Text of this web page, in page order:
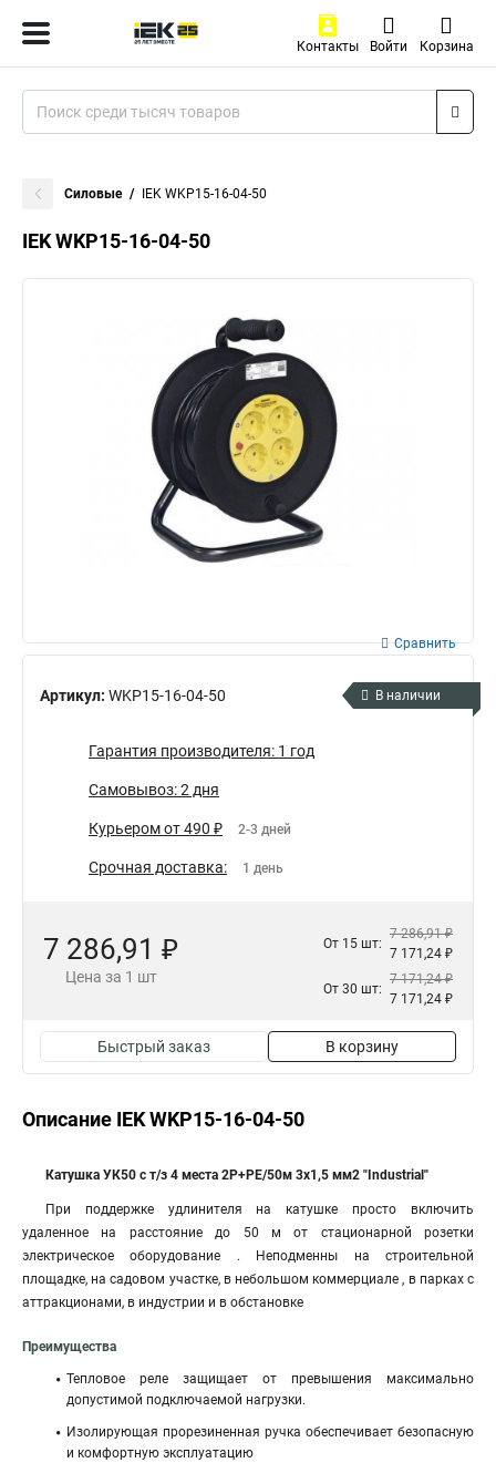
Контакты Войти Корзина
Силовые IEK WKP15-16-04-50
IEK WKP15-16-04-50
Артикул: WKP15-16-04-50
Сравнить
В наличии
Гарантия производителя: 1 год
Самовывоз: 2 дня
Курьером от 490 ₽ 2-3 дней
Срочная доставка: 1 день
7 286,91 ₽
Цена за 1 шт
От 15 шт:
7 286,91 ₽
7 171,24 ₽
От 30 шт:
7 171,24 ₽
7 171,24 ₽
Быстрый заказ В корзину
Описание IEK WKP15-16-04-50
Катушка УК50 с т/з 4 места 2Р+PЕ/50м 3х1,5 мм2 "Industrial"
При поддержке удлинителя на катушке просто включить
удаленное на расстояние до 50 м от стационарной розетки
электрическое оборудование . Неподменны на строительной
площадке, на садовом участке, в небольшом коммерциале , в парках с
аттракционами, в индустрии и в обстановке
Преимущества
Тепловое реле защищает от превышения максимально
допустимой подключаемой нагрузки.
Изолирующая прорезиненная ручка обеспечивает безопасную
и комфортную эксплуатацию